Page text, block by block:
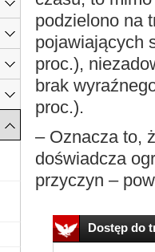
podzielono na
pojawiających
proc.),
brak
proc.).
– Oznacza to,
doświadcza
przyczyn –
Dostęp do